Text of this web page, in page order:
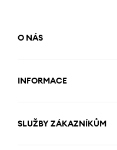
O NÁS
INFORMACE
SLUŽBY ZÁKAZNÍKŮM